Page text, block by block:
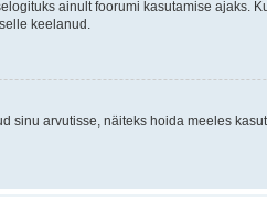
ainult foorumi kasutamise ajaks.
keelanud.
sinu arvutisse, näiteks hoida meeles